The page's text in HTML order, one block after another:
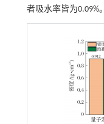
者吸水率皆为0.09%。